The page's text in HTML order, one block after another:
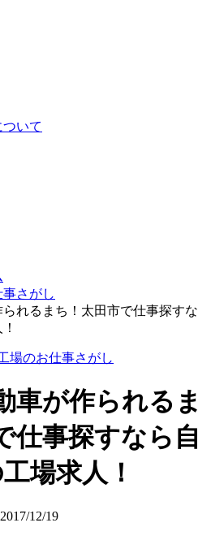
いて
さがし
れるまち！太田市で仕事探すな
場のお仕事さがし
車が作られるま
仕事探すなら自
場求人！
2017/12/19